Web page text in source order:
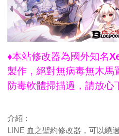
♦本站修改器為國外知名
製作，絕對無病毒無木馬
防毒軟體掃描過，請放心
介紹：
LINE 血之聖約修改器，可以繞